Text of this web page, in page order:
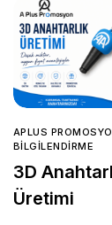
APLUS
BILGILENDIRME
3D
Üretimi